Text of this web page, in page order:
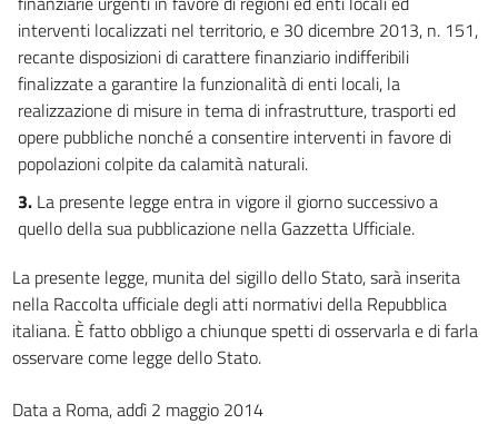
interventi localizzati nel territorio, e 30 dicembre 2013, n. 151,
recante disposizioni di carattere finanziario indifferibili
finalizzate a garantire la funzionalità di enti locali, la
realizzazione di misure in tema di infrastrutture, trasporti ed
opere pubbliche nonché a consentire interventi in favore di
popolazioni colpite da calamità naturali.
3. La presente legge entra in vigore il giorno successivo a
quello della sua pubblicazione nella Gazzetta Ufficiale.
La presente legge, munita del sigillo dello Stato, sarà inserita
nella Raccolta ufficiale degli atti normativi della Repubblica
italiana. È fatto obbligo a chiunque spetti di osservarla e di farla
osservare come legge dello Stato.
Data a Roma, addì 2 maggio 2014